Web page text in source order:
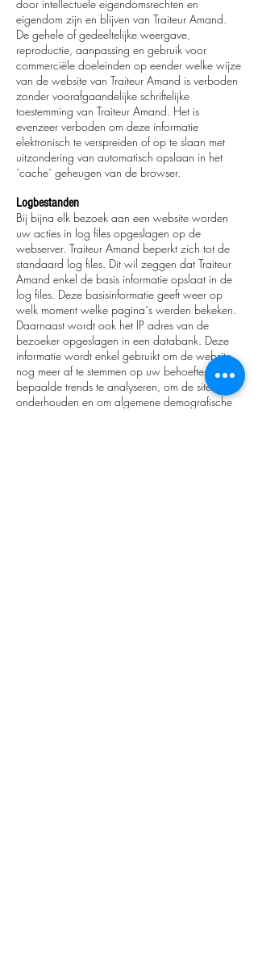
door intellectuele eigendomsrechten en
eigendom zijn en blijven van Traiteur Amand.
De gehele of gedeeltelijke weergave,
reproductie, aanpassing en gebruik voor
commerciële doeleinden op eender welke wijze
van de website van Traiteur Amand is verboden
zonder voorafgaandelijke schriftelijke
toestemming van Traiteur Amand. Het is
evenzeer verboden om deze informatie
elektronisch te verspreiden of op te slaan met
uitzondering van automatisch opslaan in het
´cache´ geheugen van de browser.
Logbestanden
Bij bijna elk bezoek aan een website worden
uw acties in log files opgeslagen op de
webserver. Traiteur Amand beperkt zich tot de
standaard log files. Dit wil zeggen dat Traiteur
Amand enkel de basis informatie opslaat in de
log files. Deze basisinformatie geeft weer op
welk moment welke pagina´s werden bekeken.
Daarnaast wordt ook het IP adres van de
bezoeker opgeslagen in een databank. Deze
informatie wordt enkel gebruikt om de website
nog meer af te stemmen op uw behoeftes, om
bepaalde trends te analyseren, om de site te
onderhouden en om algemene demografische